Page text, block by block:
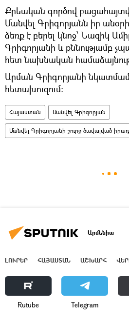
Քրեական գործով
Մանվել Գրիգորյանն իր
ձեռք է բերել կնոջ՝ Նազիկ
Գրիգորյանի և քննությամբ
հետ նախնական
Արման Գրիգորյանի
հետախուզում։
Հայաստան Մանվել Գրիգորյան
Մանվել Գրիգորյանի շուրջ ծավալված
Արմենիա
ԼՈՒՐԵՐ ՀԱՅԱՍՏԱՆ ԱՇԽԱՐՀ
Rutube Telegram